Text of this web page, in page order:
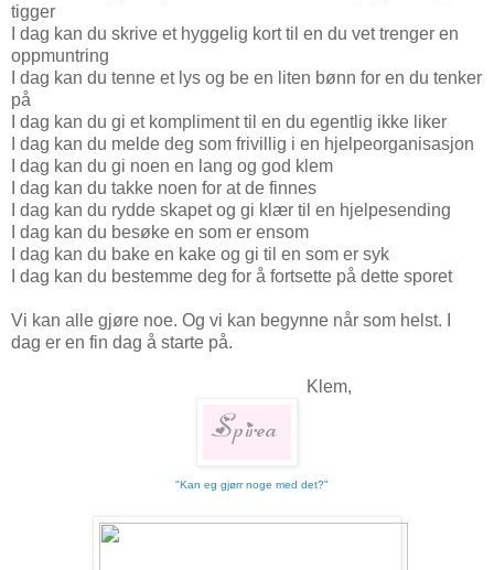
tigger
I dag kan du skrive et hyggelig kort til en du vet trenger en
oppmuntring
I dag kan du tenne et lys og be en liten bønn for en du tenker
på
I dag kan du gi et kompliment til en du egentlig ikke liker
I dag kan du melde deg som frivillig i en hjelpeorganisasjon
I dag kan du gi noen en lang og god klem
I dag kan du takke noen for at de finnes
I dag kan du rydde skapet og gi klær til en hjelpesending
I dag kan du besøke en som er ensom
I dag kan du bake en kake og gi til en som er syk
I dag kan du bestemme deg for å fortsette på dette sporet
Vi kan alle gjøre noe. Og vi kan begynne når som helst. I
dag er en fin dag å starte på.
Klem,
"Kan eg gjørr noge med det?"